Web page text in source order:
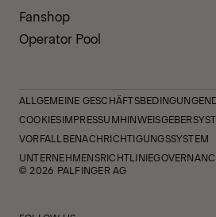
Fanshop
Operator Pool
ALLGEMEINE GESCHÄFTSBEDINGUNGEN
COOKIESIMPRESSUM
VORFALLBENACHRICHTIGUNGSSYSTEM
UNTERNEHMENSRICHTLINIE
© 2026 PALFINGER AG